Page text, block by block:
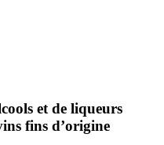
et de liqueurs
fins d’origine